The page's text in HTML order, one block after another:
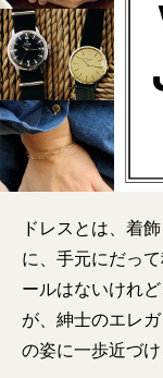
ドレスとは、着
に、手元にだっ
ールはないけれ
が、紳士のエレ
の姿に一歩近づけ